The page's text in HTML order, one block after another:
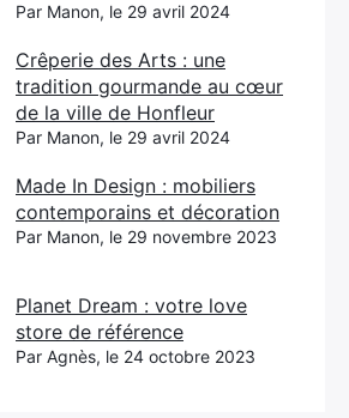
Par Manon, le 29 avril 2024
Crêperie des Arts : une
tradition gourmande au cœur
de la ville de Honfleur
Par Manon, le 29 avril 2024
Made In Design : mobiliers
contemporains et décoration
Par Manon, le 29 novembre 2023
Planet Dream : votre love
store de référence
Par Agnès, le 24 octobre 2023